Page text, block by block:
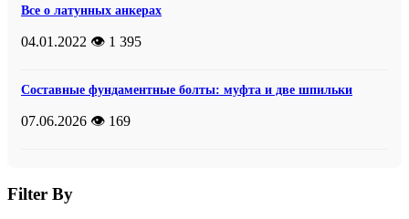
Все о латунных анкерах
04.01.2022 👁️ 1 395
Составные фундаментные болты: муфта и две шпильки
07.06.2026 👁️ 169
Filter By